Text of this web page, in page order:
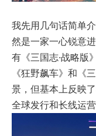
我先用几句话简单
然是一家一心锐意
有《三国志·战略版
《狂野飙车》和《
景，但基本上反映
全球发行和长线运营